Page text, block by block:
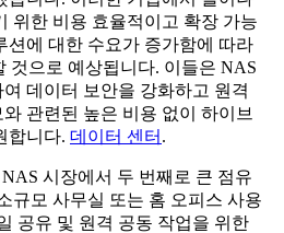
위한 비용 효율적이고 확장 가능
션에 대한 수요가 증가함에 따라
것으로 예상됩니다. 이들은 NAS
데이터 보안을 강화하고 원격
관련된 높은 비용 없이 하이브
합니다. 데이터 센터 .
시장에서 두 번째로 큰 점유
규모 사무실 또는 홈 오피스 사용
공유 및 원격 공동 작업을 위한